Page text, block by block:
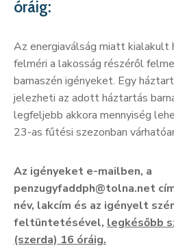
óráig:
Az energiaválság miatt kialakult
felméri a lakosság részéről
barnaszén igényeket. Egy
jelezheti az adott háztartás
legfeljebb akkora mennyiség
23-as fűtési szezonban
Az igényeket e-mailben, a
penzugyfaddph@tolna.net
név, lakcím és az igényelt
feltüntetésével, legkésőbb
(szerda) 16 óráig.